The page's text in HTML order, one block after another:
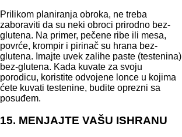
Prilikom planiranja obroka, ne treba
zaboraviti da su neki obroci prirodno bez-
glutena. Na primer, pečene ribe ili mesa,
povrće, krompir i pirinač su hrana bez-
glutena. Imajte uvek zalihe paste (testenina)
bez-glutena. Kada kuvate za svoju
porodicu, koristite odvojene lonce u kojima
ćete kuvati testenine, budite oprezni sa
posuđem.
15. MENJAJTE VAŠU ISHRANU